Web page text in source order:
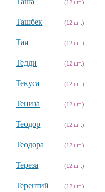
(12 шт.)
Ташбек (12 шт.)
Тая (12 шт.)
Тедди (12 шт.)
Текуса (12 шт.)
Тениза (12 шт.)
Теодор (12 шт.)
Теодора (12 шт.)
Тереза (12 шт.)
Терентий (12 шт.)